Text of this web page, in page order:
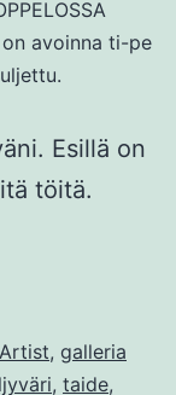
avoinna ti-pe
Esillä on
töitä.
Artist, galleria
, taide,